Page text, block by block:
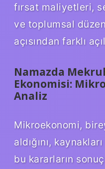
fırsat maliyetleri,
ve toplumsal
açısından farklı
Namazda
Ekonomisi:
Analiz
Mikroekonomi,
aldığını,
bu kararların